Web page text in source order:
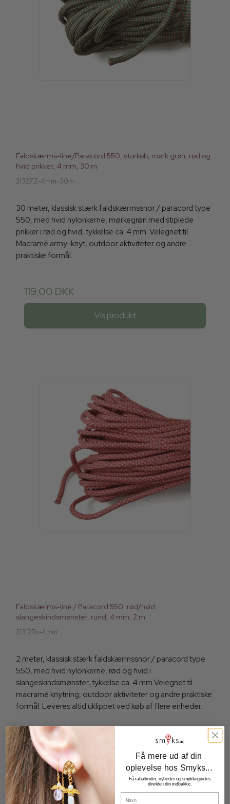
Faldskærms-line/Paracord 550, storkøb, mørk grøn, rød og
hvid prikket, 4 mm, 30 m
21327Z-4mm-30m
30 meter, klassisk stærk faldskærmssnor / paracord type
550, med hvid nylonkerne, mørkegrøn med stiplede
prikker i rød og hvid, tykkelse ca. 4 mm. Velegnet til
Macramé army-knyt, outdoor aktiviteter og andre
praktiske formål.
119,00 DKK
Vis produkt
Faldskærms-line / Paracord 550, rød/hvid
slangeskindsmønster, rund, 4 mm, 2 m
21312Rc-4mm
2 meter, klassisk stærk faldskærmssnor / paracord type
550, med hvid nylonkerne, rød og hvid i
slangeskindsmønster, tykkelse ca. 4 mm Velegnet til
macramé knytning, outdoor aktiviteter og andre praktiske
formål. Leveres altid uklippet ved køb af flere enheder.
14,00 DKK
Vis produkt
Få mere ud af din
oplevelse hos Smyks...
Få rabatkoder, nyheder og smykkeguides
direkte i din indbakke.
Navn